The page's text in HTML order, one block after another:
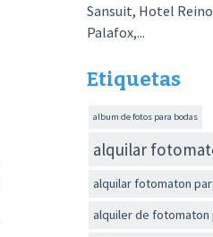
Sansuit, Hotel
Palafox,...
Etiquetas
album de fotos para bodas
alquilar
alquilar fotomaton
alquiler de fotomaton